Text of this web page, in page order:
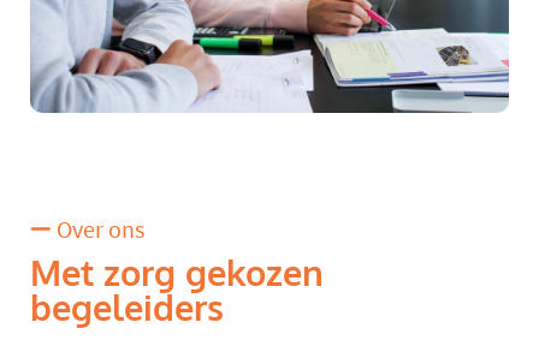
Over ons
Met zorg gekozen
begeleiders